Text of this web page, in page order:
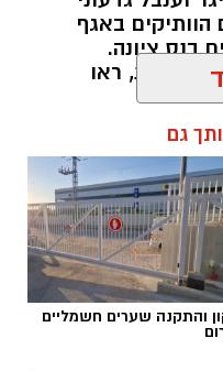
באגף
בנס ציונה.
נוספת, ראו
קשה בכל מובן,
שאף אחד מאיתנו לא
זאת הייתה לנו
לפרוק, ללמוד,
גם
והתקנה שערים חשמליים